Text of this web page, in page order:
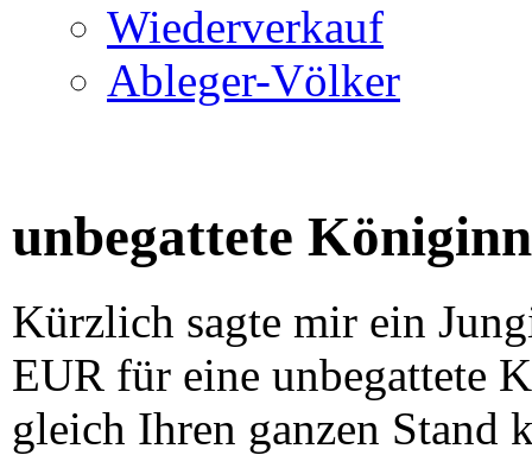
Wiederverkauf
Ableger-Völker
unbegattete
Kürzlich sagte mir ein
EUR für eine unbegattete
gleich Ihren ganzen Stand